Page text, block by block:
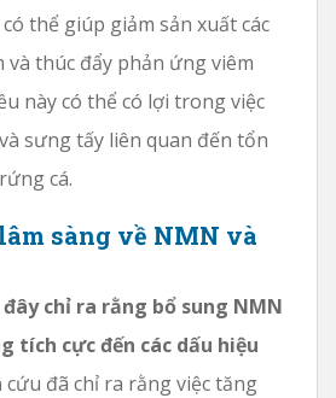
thể giúp giảm sản xuất các
và thúc đẩy phản ứng viêm
này có thể có lợi trong việc
sưng tấy liên quan đến tổn
cá.
sàng về NMN và
chỉ ra rằng bổ sung NMN
tích cực đến các dấu hiệu
cứu đã chỉ ra rằng việc tăng